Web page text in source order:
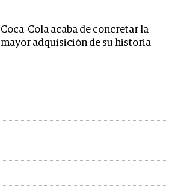
Coca-Cola acaba de concretar la
mayor adquisición de su historia